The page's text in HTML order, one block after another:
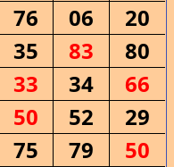
76 06
20
35 83
80
33 34
66
50 52
29
75 79
50